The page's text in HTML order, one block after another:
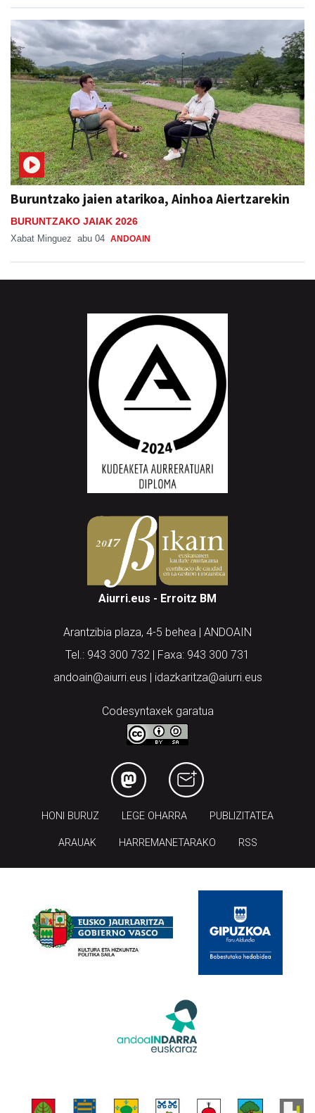
Buruntzako jaien atarikoa, Ainhoa Aiertzarekin
BURUNTZAKO JAIAK 2026
Xabat Minguez abu 04 ANDOAIN
Aiurri.eus - Erroitz BM
Arantzibia plaza, 4-5 behea | ANDOAIN
Tel.: 943 300 732 | Faxa: 943 300 731
andoain@aiurri.eus | idazkaritza@aiurri.eus
Codesyntaxek garatua
HONI BURUZ LEGE OHARRA PUBLIZITATEA
ARAUAK HARREMANETARAKO RSS